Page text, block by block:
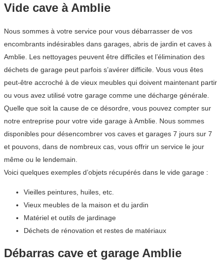
Vide cave à Amblie
Nous sommes à votre service pour vous débarrasser de vos
encombrants indésirables dans garages, abris de jardin et caves à
Amblie. Les nettoyages peuvent être difficiles et l’élimination des
déchets de garage peut parfois s’avérer difficile. Vous vous êtes
peut-être accroché à de vieux meubles qui doivent maintenant partir
ou vous avez utilisé votre garage comme une décharge générale.
Quelle que soit la cause de ce désordre, vous pouvez compter sur
notre entreprise pour votre vide garage à Amblie. Nous sommes
disponibles pour désencombrer vos caves et garages 7 jours sur 7
et pouvons, dans de nombreux cas, vous offrir un service le jour
même ou le lendemain.
Voici quelques exemples d’objets récupérés dans le vide garage :
Vieilles peintures, huiles, etc.
Vieux meubles de la maison et du jardin
Matériel et outils de jardinage
Déchets de rénovation et restes de matériaux
Débarras cave et garage Amblie